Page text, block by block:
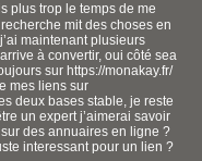
plus trop le temps de me
mit des choses en
maintenant plusieurs
à convertir, oui côté sea
sur https://monakay.fr/
mes liens sur
deux bases stable, je reste
un expert j’aimerai savoir
des annuaires en ligne ?
interessant pour un lien ?